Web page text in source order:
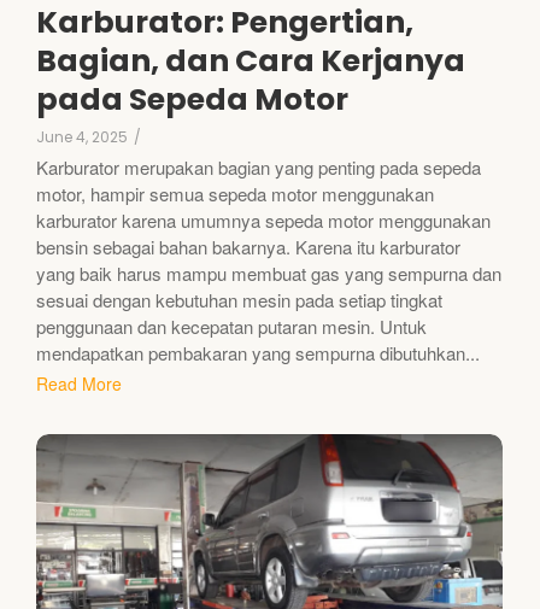
Karburator: Pengertian,
Bagian, dan Cara Kerjanya
pada Sepeda Motor
June 4, 2025 /
Karburator merupakan bagian yang penting pada sepeda
motor, hampir semua sepeda motor menggunakan
karburator karena umumnya sepeda motor menggunakan
bensin sebagai bahan bakarnya. Karena itu karburator
yang baik harus mampu membuat gas yang sempurna dan
sesuai dengan kebutuhan mesin pada setiap tingkat
penggunaan dan kecepatan putaran mesin. Untuk
mendapatkan pembakaran yang sempurna dibutuhkan...
Read More